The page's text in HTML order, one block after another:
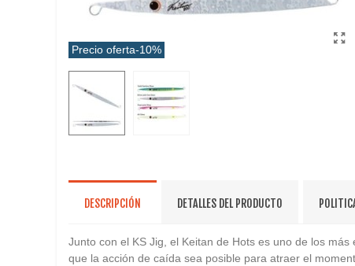
Precio oferta-10%
DESCRIPCIÓN DETALLES DEL PRODUCTO
Junto con el KS Jig, el Keitan de Hots es uno de los
que la acción de caída sea posible para atraer el